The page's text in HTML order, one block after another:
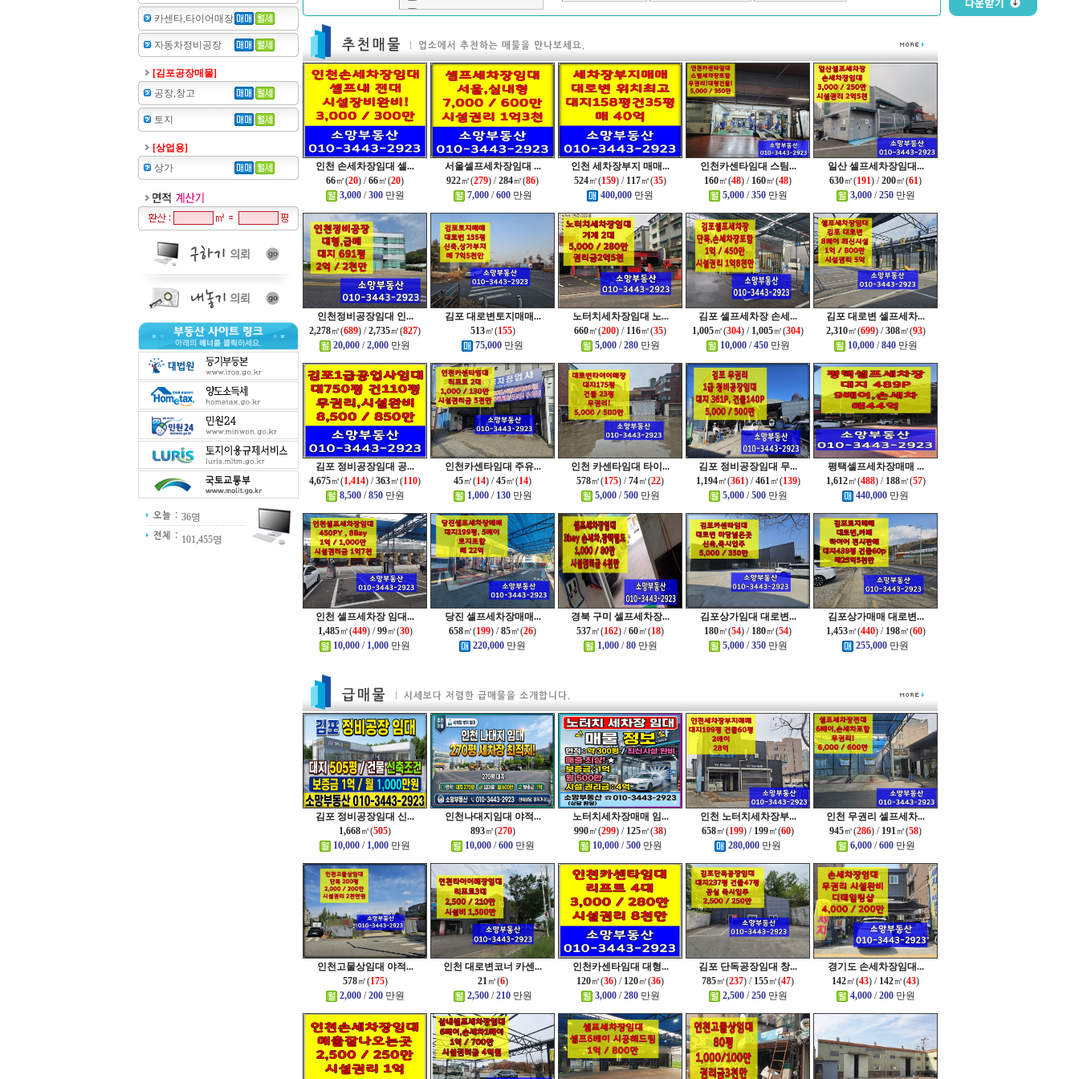
카센타,타이어매장
자동차정비공장
[김포공장매물]
공장,창고
토지
[상업용]
상가
36명
101,455명
인천 손세차장임대 셀...
66㎡(20) /66㎡(20)
3,000/300만원
서울셀프세차장임대 ...
922㎡(279) /284㎡(86)
7,000/600만원
인천 세차장부지 매매...
524㎡(159) / 117㎡(35)
400,000 만원
인천카센타임대 스팀...
160㎡(48) / 160㎡(48)
5,000/350만원
일산 셀프세차장임대...
630㎡(191) /200㎡(61)
3,000/250만원
인천정비공장임대 인...
2,278㎡(689) /2,735㎡(827)
20,000 /2,000 만원
김포 대로변토지매매...
513㎡(155)
75,000 만원
노터치세차장임대 노...
660㎡(200) / 116㎡(35)
5,000/280만원
김포 셀프세차장 손세...
1,005㎡(304) / 1,005㎡(304)
10,000/450만원
김포 대로변 셀프세차...
2,310㎡(699) /308㎡(93)
10,000/840만원
김포 정비공장임대 공...
4,675㎡(1,414) /363㎡(110)
8,500/850만원
인천카센타임대 주유...
45㎡(14) /45㎡(14)
1,000/ 130만원
인천 카센타임대 타이...
578㎡(175) /74㎡(22)
5,000/500만원
김포 정비공장임대 무...
1,194㎡(361) /461㎡(139)
5,000/500만원
평택셀프세차장매매 ...
1,612㎡(488) / 188㎡(57)
440,000 만원
인천 셀프세차장 임대...
1,485㎡(449) /99㎡(30)
10,000 / 1,000 만원
당진 셀프세차장매매...
658㎡(199) /85㎡(26)
220,000 만원
경북 구미 셀프세차장...
537㎡(162) /60㎡(18)
1,000/80만원
김포상가임대 대로변...
180㎡(54) / 180㎡(54)
5,000/350만원
김포상가매매 대로변...
1,453㎡(440) / 198㎡(60)
255,000 만원
김포 정비공장임대 신...
1,668㎡(505)
10,000 / 1,000 만원
인천나대지임대 야적...
893㎡(270)
10,000/600만원
노터치세차장매매 임...
990㎡(299) / 125㎡(38)
10,000/500만원
인천 노터치세차장부...
658㎡(199) / 199㎡(60)
280,000 만원
인천 무권리 셀프세차...
945㎡(286) / 191㎡(58)
6,000/600만원
인천고물상임대 야적...
578㎡(175)
2,000/200만원
인천 대로변코너 카센...
21㎡(6)
2,500/210만원
인천카센타임대 대형...
120㎡(36) / 120㎡(36)
3,000/280만원
김포 단독공장임대 창...
785㎡(237) / 155㎡(47)
2,500/250만원
경기도 손세차장임대...
142㎡(43) / 142㎡(43)
4,000/200만원